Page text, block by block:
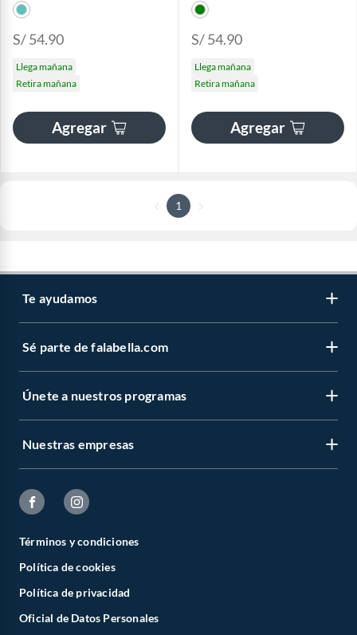
S/ 54.90
Llega mañana
Retira mañana
Agregar
S/ 54.90
Llega mañana
Retira mañana
Agregar
1
Te ayudamos
Sé parte de falabella.com
Únete a nuestros programas
Nuestras empresas
Términos y condiciones
Política de cookies
Política de privacidad
Oficial de Datos Personales